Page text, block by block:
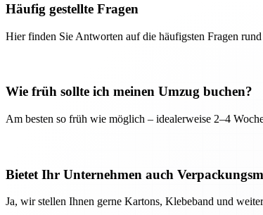
Häufig gestellte Fragen
Hier finden Sie Antworten auf die häufigsten Fragen
Wie früh sollte ich meinen Umzug buchen?
Am besten so früh wie möglich – idealerweise 2–4
Bietet Ihr Unternehmen auch
Ja, wir stellen Ihnen gerne Kartons, Klebeband und